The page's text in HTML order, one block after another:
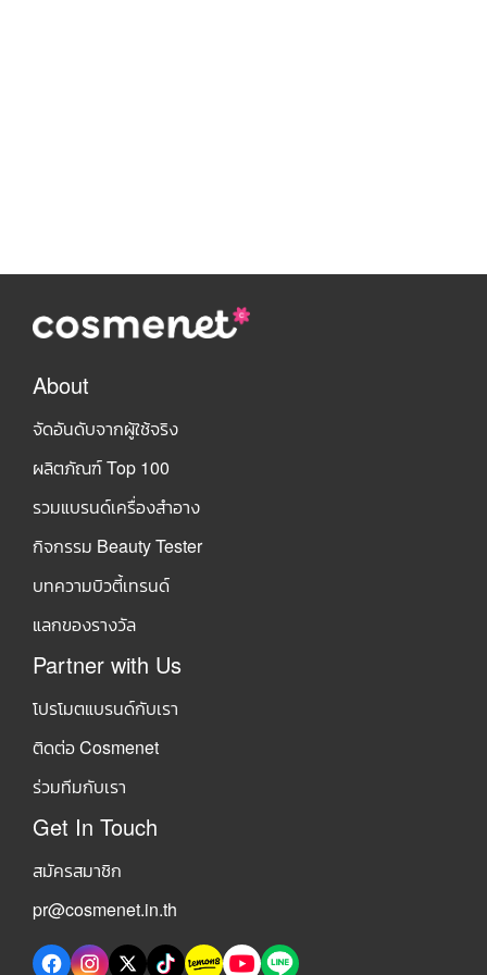
About
จัดอันดับจากผู้ใช้จริง
ผลิตภัณฑ์ Top 100
รวมแบรนด์เครื่องสำอาง
กิจกรรม Beauty Tester
บทความบิวตี้เทรนด์
แลกของรางวัล
Partner with Us
โปรโมตแบรนด์กับเรา
ติดต่อ Cosmenet
ร่วมทีมกับเรา
Get In Touch
สมัครสมาชิก
pr@cosmenet.in.th